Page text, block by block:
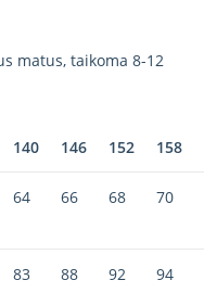
matus, taikoma 8-12
140 146 152 158
64 66 68 70
83 88 92 94